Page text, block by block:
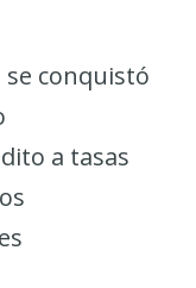
se conquistó
a tasas